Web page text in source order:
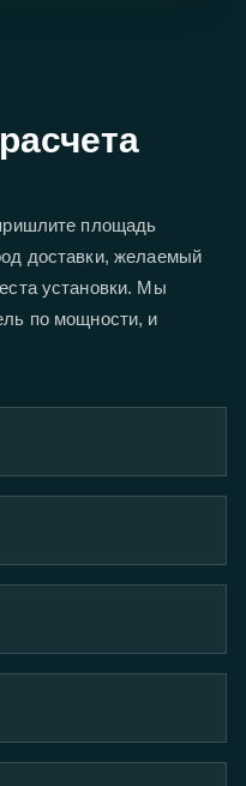
площадь
доставки, желаемый
установки. Мы
по мощности, и